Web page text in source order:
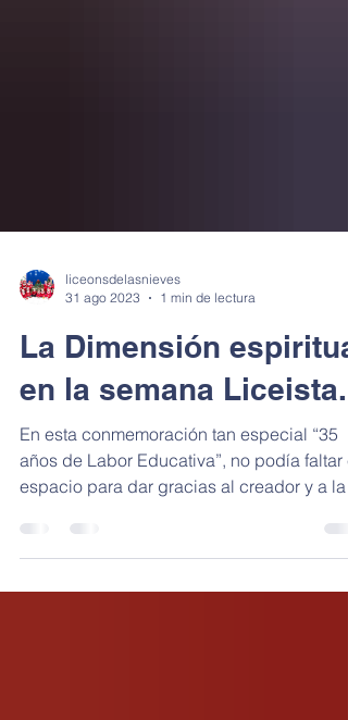
31 ago 2023
1 min de lectura
La Dimensión espiritual
en la semana Liceista.
En esta conmemoración tan especial “35
años de Labor Educativa”, no podía faltar el
espacio para dar gracias al creador y a la
santísima...